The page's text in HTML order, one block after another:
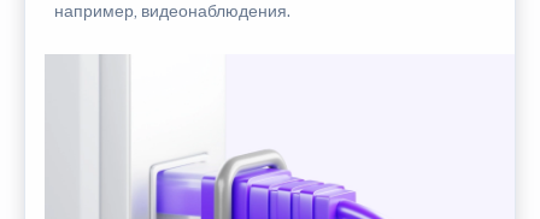
например, видеонаблюдения.